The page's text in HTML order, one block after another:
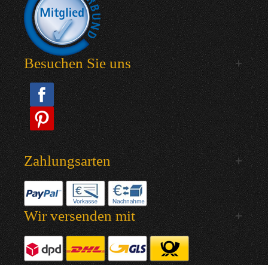
Besuchen Sie uns
Zahlungsarten
Wir versenden mit